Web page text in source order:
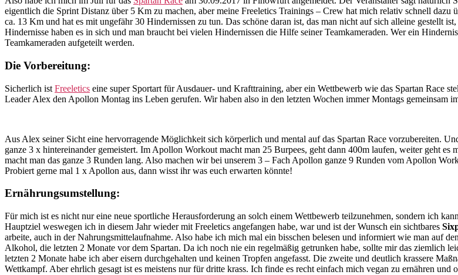
eigentlich die Sprint Distanz über 5 Km zu machen, aber meine Freeletics Trainings – Crew hat mich relativ schnell
ca. 13 Km und hat es mit ungefähr 30 Hindernissen zu tun. Das schöne daran ist, das man nicht auf sich alleine gestellt
Hindernisse haben es in sich und man braucht bei vielen Hindernissen die Hilfe seiner Teamkameraden. Wer ein
Teamkameraden aufgeteilt werden.
Die Vorbereitung:
Sicherlich ist Freeletics eine super Sportart für Ausdauer- und Krafttraining, aber ein Wettbewerb wie das Spartan Race
Leader Alex den Apollon Montag ins Leben gerufen. Wir haben also in den letzten Wochen immer Montags gemeinsam
Aus Alex seiner Sicht eine hervorragende Möglichkeit sich körperlich und mental auf das Spartan Race vorzubereiten.
ganze 3 x hintereinander gemeistert. Im Apollon Workout macht man 25 Burpees, geht dann 400m laufen, weiter geht
macht man das ganze 3 Runden lang. Also machen wir bei unserem 3 – Fach Apollon ganze 9 Runden vom Apollon
Probiert gerne mal 1 x Apollon aus, dann wisst ihr was euch erwarten könnte!
Ernährungsumstellung:
Für mich ist es nicht nur eine neue sportliche Herausforderung an solch einem Wettbewerb teilzunehmen, sondern ich
Hauptziel weswegen ich in diesem Jahr wieder mit Freeletics angefangen habe, war und ist der Wunsch ein sichtbares
arbeite, auch in der Nahrungsmittelaufnahme. Also habe ich mich mal ein bisschen belesen und informiert wie man auf
Alkohol, die letzten 2 Monate vor dem Spartan. Da ich noch nie ein regelmäßig getrunken habe, sollte mir das ziemlich
letzten 2 Monate habe ich aber eisern durchgehalten und keinen Tropfen angefasst. Die zweite und deutlich krassere
Wettkampf. Aber ehrlich gesagt ist es meistens nur für dritte krass. Ich finde es recht einfach mich vegan zu ernähren